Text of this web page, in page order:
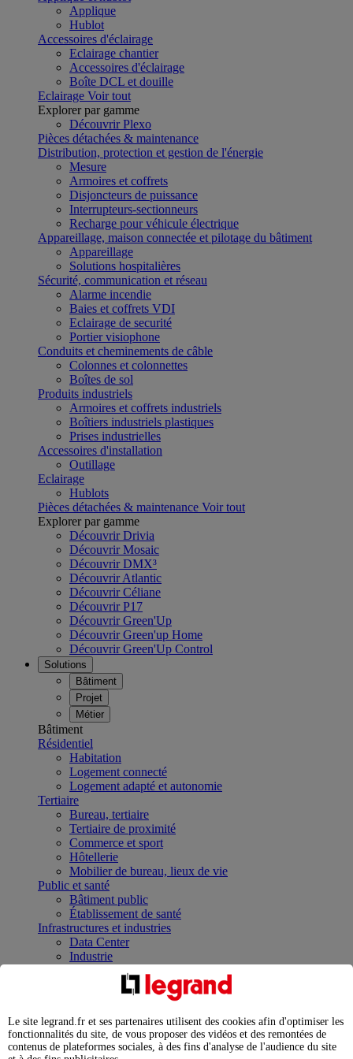
Applique
Hublot
Accessoires d'éclairage
Eclairage chantier
Accessoires d'éclairage
Boîte DCL et douille
Eclairage Voir tout
Explorer par gamme
Découvrir Plexo
Pièces détachées & maintenance
Distribution, protection et gestion de l'énergie
Mesure
Armoires et coffrets
Disjoncteurs de puissance
Interrupteurs-sectionneurs
Recharge pour véhicule électrique
Appareillage, maison connectée et pilotage du bâtiment
Appareillage
Solutions hospitalières
Sécurité, communication et réseau
Alarme incendie
Baies et coffrets VDI
Eclairage de securité
Portier visiophone
Conduits et cheminements de câble
Colonnes et colonnettes
Boîtes de sol
Produits industriels
Armoires et coffrets industriels
Boîtiers industriels plastiques
Prises industrielles
Accessoires d'installation
Outillage
Eclairage
Hublots
Pièces détachées & maintenance Voir tout
Explorer par gamme
Découvrir Drivia
Découvrir Mosaic
Découvrir DMX³
Découvrir Atlantic
Découvrir Céliane
Découvrir P17
Découvrir Green'Up
Découvrir Green'up Home
Découvrir Green'Up Control
Solutions
Bâtiment
Projet
Métier
Bâtiment
Résidentiel
Habitation
Logement connecté
Logement adapté et autonomie
Tertiaire
Bureau, tertiaire
Tertiaire de proximité
Commerce et sport
Hôtellerie
Mobilier de bureau, lieux de vie
Public et santé
Bâtiment public
Établissement de santé
Infrastructures et industries
Data Center
Industrie
Infrastructures
Contrôler et planifier le fonctionnement des appareils
Répartir et optimiser son tableau électrique
Legrand Data Center Solutions : concentrer les
expertises au service de vos performances
Le site legrand.fr et ses partenaires utilisent des cookies afin d'optimiser les
fonctionnalités du site, de vous proposer des vidéos et des remontées de
contenus de plateformes sociales, à des fins d'analyse de l'audience du site